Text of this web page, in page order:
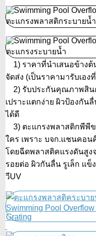
1) ราคาที่นำเสนอข้างต้
จัดส่ง (เป็นราคามารับเอง
2) รับประกันคุณภาพสินค้
เปราะแตกง่าย ผิวป้องกัน
ได้ดี
3) ตะแกรงพลาสติกพีพีข
ใคร เพราะ บจก.แชนคอ
โดยฉีดพลาสติคแรงดันสูง
รอยต่อ ผิวกันลื่น รูเล็ก แข็
วีUV